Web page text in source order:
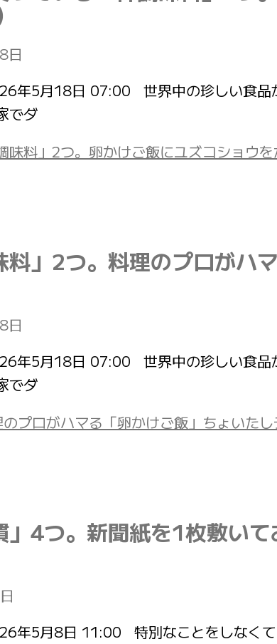
日
年5月18日 07:00 世界中の珍しい食品
でダ
料」2つ。卵かけご飯にユズコショウ
」2つ。料理のプロがハ
日
年5月18日 07:00 世界中の珍しい食品
でダ
プロがハマる「卵かけご飯」ちょいた
4つ。新聞紙を1枚敷い
5月8日 11:00 特別なことをしなくて